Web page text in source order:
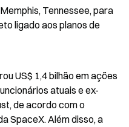
Tennessee, para
ligado aos planos de
US$ 1,4 bilhão em ações
atuais e ex-
de acordo com o
SpaceX. Além disso, a